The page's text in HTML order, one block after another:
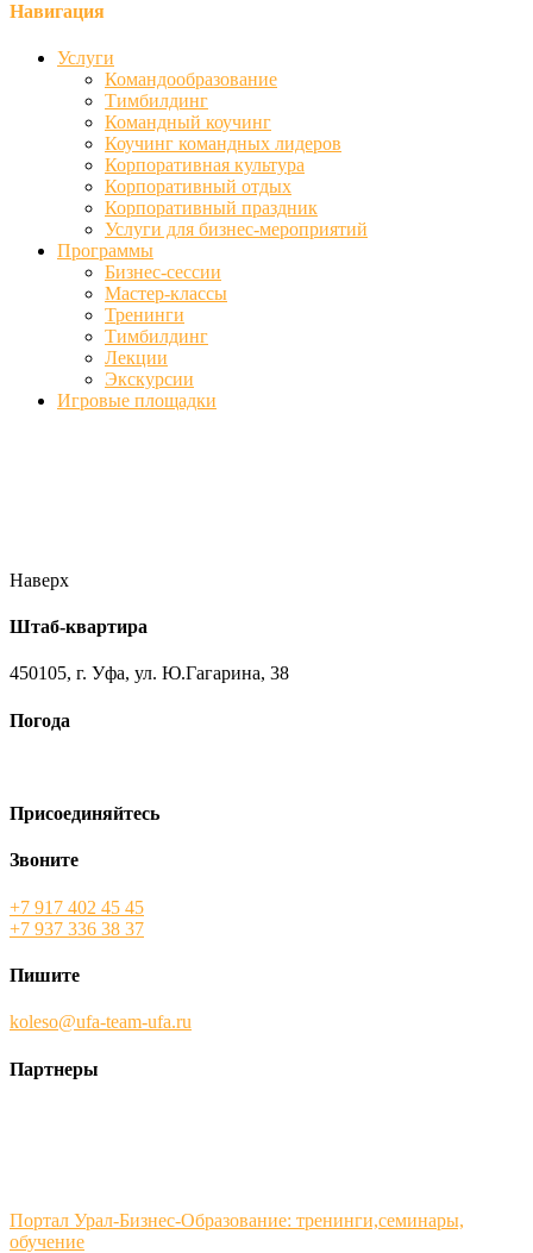
Навигация
Услуги
Командообразование
Тимбилдинг
Командный коучинг
Коучинг командных лидеров
Корпоративная культура
Корпоративный отдых
Корпоративный праздник
Услуги для бизнес-мероприятий
Программы
Бизнес-сессии
Мастер-классы
Тренинги
Тимбилдинг
Лекции
Экскурсии
Игровые площадки
Наверх
Штаб-квартира
450105, г. Уфа, ул. Ю.Гагарина, 38
Погода
Присоединяйтесь
Звоните
+7 917 402 45 45
+7 937 336 38 37
Пишите
koleso@ufa-team-ufa.ru
Партнеры
Портал Урал-Бизнес-Образование: тренинги,семинары,
обучение